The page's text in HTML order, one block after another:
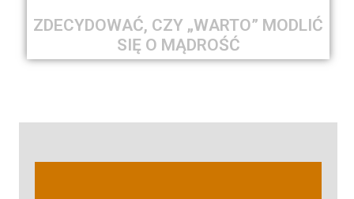
ZDECYDOWAĆ, CZY „WARTO” MODLIĆ
SIĘ O MĄDROŚĆ